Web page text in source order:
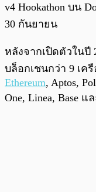
v4 Hookathon บน
30 กันยายน
หลังจากเปิดตัวในปี
บล็อกเชนกว่า 9 เค
Ethereum, Aptos,
One, Linea, Base แ